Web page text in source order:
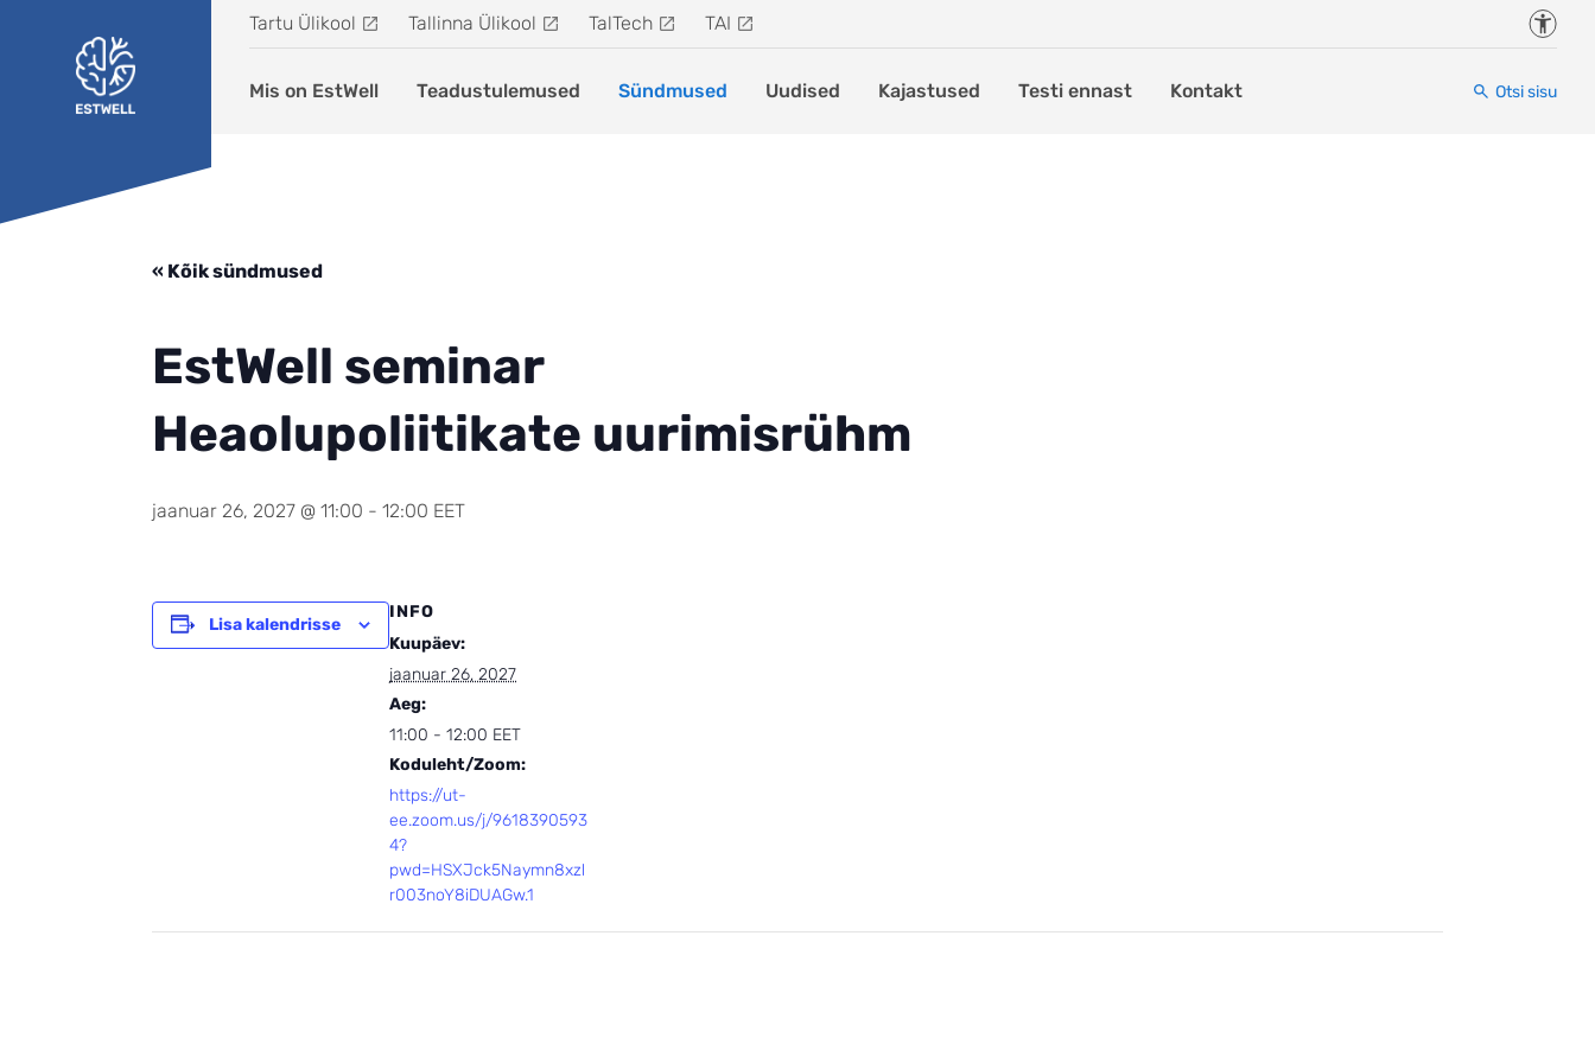
Tartu Ülikool Tallinna Ülikool TalTech TAI
Mis on EstWell Teadustulemused Sündmused Uudised Kajastused Testi ennast Kontakt Otsi sisu
« Kõik sündmused
EstWell seminar
Heaolupoliitikate uurimisrühm
jaanuar 26, 2027 @ 11:00 - 12:00 EET
Lisa kalendrisse
INFO
Kuupäev:
jaanuar 26, 2027
Aeg:
11:00 - 12:00 EET
Koduleht/Zoom:
https://ut-
ee.zoom.us/j/9618390593
4?
pwd=HSXJck5Naymn8xzl
r003noY8iDUAGw.1